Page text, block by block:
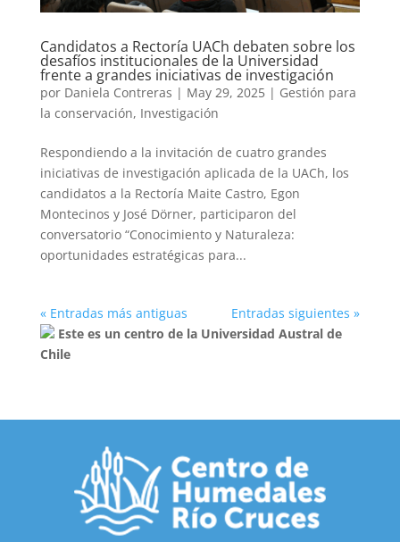
Candidatos a Rectoría UACh debaten sobre los
desafíos institucionales de la Universidad
frente a grandes iniciativas de investigación
por Daniela Contreras | May 29, 2025| Gestión para
la conservación, Investigación
Respondiendo a la invitación de cuatro grandes
iniciativas de investigación aplicada de la UACh, los
candidatos a la Rectoría Maite Castro, Egon
Montecinos y José Dörner, participaron del
conversatorio “Conocimiento y Naturaleza:
oportunidades estratégicas para...
« Entradas más antiguas
Entradas siguientes »
Este es un centro de la Universidad Austral de
Chile